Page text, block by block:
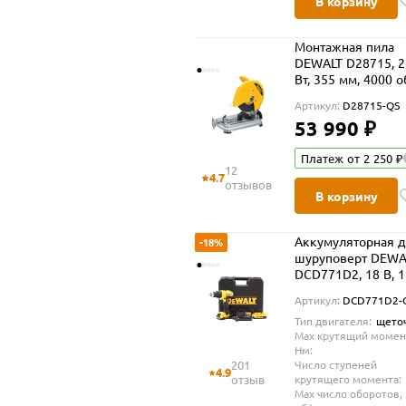
4.712
отзывов
Монтажная пила
DEWALT D28715,
Вт, 355 мм, 4000
Артикул: D28715-QS
53 990 ₽
Платеж от 2 250 ₽
В корзину
-18%
4.9201
отзыв
Аккумуляторная
шуруповерт
DCD771D2, 18 В,
ЗУ, в кейсе
QW)
Артикул: DCD771D2-
Тип двигателя:
Max крутящий
Нм:
Число ступеней
крутящего момента:
Max число оборотов,